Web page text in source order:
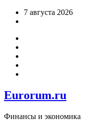
Перейти7 августа 2026
Eurorum.ru
Финансы и экономика